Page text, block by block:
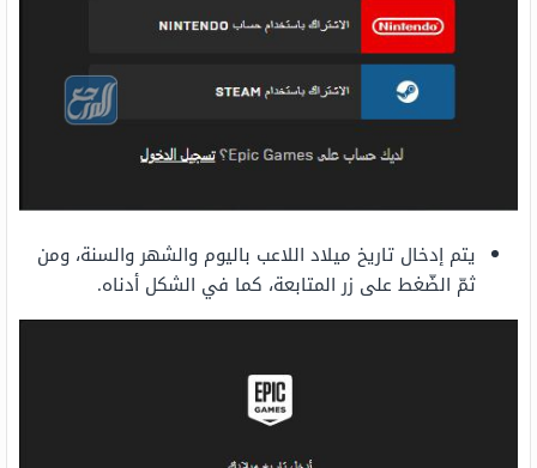
يتم إدخال تاريخ ميلاد اللاعب باليوم والشهر والسنة، ومن
ثمّ الضّغط على زر المتابعة، كما في الشكل أدناه.